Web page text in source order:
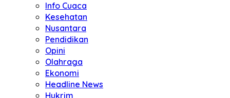
Info Cuaca
Kesehatan
Nusantara
Pendidikan
Opini
Olahraga
Ekonomi
Headline News
Hukrim